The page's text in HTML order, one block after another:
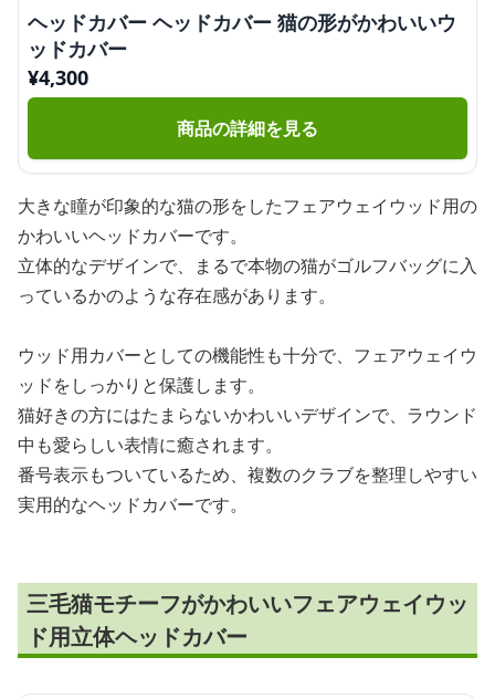
ヘッドカバー ヘッドカバー 猫の形がかわいいウ
ッドカバー
¥4,300
商品の詳細を見る
大きな瞳が印象的な猫の形をしたフェアウェイウッド用の
かわいいヘッドカバーです。
立体的なデザインで、まるで本物の猫がゴルフバッグに入
っているかのような存在感があります。
ウッド用カバーとしての機能性も十分で、フェアウェイウ
ッドをしっかりと保護します。
猫好きの方にはたまらないかわいいデザインで、ラウンド
中も愛らしい表情に癒されます。
番号表示もついているため、複数のクラブを整理しやすい
実用的なヘッドカバーです。
三毛猫モチーフがかわいいフェアウェイウッ
ド用立体ヘッドカバー